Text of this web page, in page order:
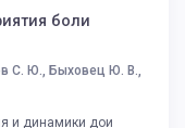
боли
С. Ю., Быховец Ю. В.,
и динамики дои